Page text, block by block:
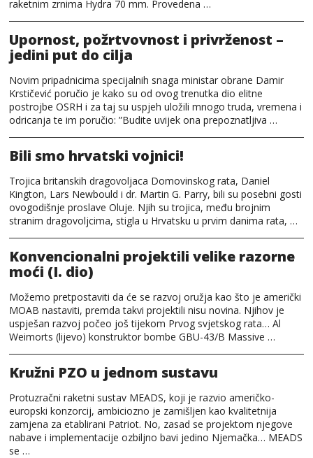
raketnim zrnima Hydra 70 mm. Provedena …
Upornost, požrtvovnost i privrženost –
jedini put do cilja
Novim pripadnicima specijalnih snaga ministar obrane Damir
Krstičević poručio je kako su od ovog trenutka dio elitne
postrojbe OSRH i za taj su uspjeh uložili mnogo truda, vremena i
odricanja te im poručio: ”Budite uvijek ona prepoznatljiva …
Bili smo hrvatski vojnici!
Trojica britanskih dragovoljaca Domovinskog rata, Daniel
Kington, Lars Newbould i dr. Martin G. Parry, bili su posebni gosti
ovogodišnje proslave Oluje. Njih su trojica, među brojnim
stranim dragovoljcima, stigla u Hrvatsku u prvim danima rata, …
Konvencionalni projektili velike razorne
moći (I. dio)
Možemo pretpostaviti da će se razvoj oružja kao što je američki
MOAB nastaviti, premda takvi projektili nisu novina. Njihov je
uspješan razvoj počeo još tijekom Prvog svjetskog rata… Al
Weimorts (lijevo) konstruktor bombe GBU-43/B Massive …
Kružni PZO u jednom sustavu
Protuzračni raketni sustav MEADS, koji je razvio američko-
europski konzorcij, ambiciozno je zamišljen kao kvalitetnija
zamjena za etablirani Patriot. No, zasad se projektom njegove
nabave i implementacije ozbiljno bavi jedino Njemačka… MEADS
se …